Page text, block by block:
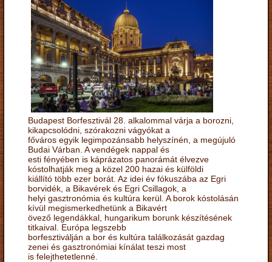
Budapest Borfesztivál 28. alkalommal várja a borozni,
kikapcsolódni, szórakozni vágyókat a
főváros egyik legimpozánsabb helyszínén, a megújuló
Budai Várban. A vendégek nappal és
esti fényében is káprázatos panorámát élvezve
kóstolhatják meg a közel 200 hazai és külföldi
kiállító több ezer borát. Az idei év fókuszába az Egri
borvidék, a Bikavérek és Egri Csillagok, a
helyi gasztronómia és kultúra kerül. A borok kóstolásán
kívül megismerkedhetünk a Bikavért
övező legendákkal, hungarikum borunk készítésének
titkaival. Európa legszebb
borfesztiválján a bor és kultúra találkozását gazdag
zenei és gasztronómiai kínálat teszi most
is felejthetetlenné.